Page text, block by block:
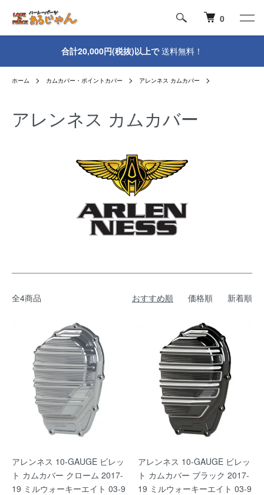
0
合計20,000円(税抜)以上で送料無料！
ホーム カムカバー・ポイントカバー アレンネス カムカバー
アレンネス カムカバー
全4商品 おすすめ順 価格順 新着順
アレンネス 10-GAUGE ビレッ
ト カムカバー クローム 2017-
19 ミルウォーキーエイト 03-9
アレンネス 10-GAUGE ビレッ
ト カムカバー ブラック 2017-
19 ミルウォーキーエイト 03-9